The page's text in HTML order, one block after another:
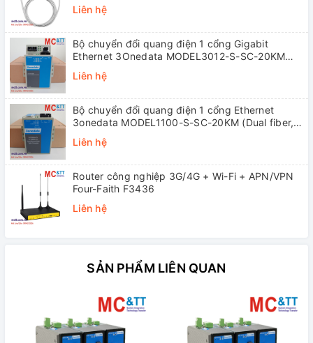
Liên hệ
Bộ chuyển đổi quang điện 1 cổng Gigabit
Ethernet 3Onedata MODEL3012-S-SC-20KM
Liên hệ
Bộ chuyển đổi quang điện 1 cổng Ethernet
3onedata MODEL1100-S-SC-20KM (Dual fiber,
Liên hệ
Router công nghiệp 3G/4G + Wi-Fi + APN/VPN
Four-Faith F3436
Liên hệ
SẢN PHẨM LIÊN QUAN